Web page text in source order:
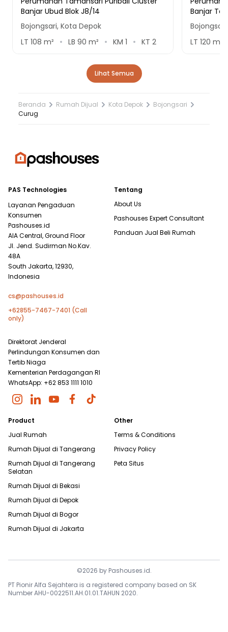
Banjar Ubud Blok J8/14
Bojongsari, Kota Depok
LT 108 m² LB 90 m² KM 1 KT 2
Banjar
LT 120 m²
Lihat Semua
Beranda Rumah Dijual Kota Depok
Bojongsari
Curug
PAS Technologies
Layanan Pengaduan
Konsumen
Pashouses.id
AIA Central, Ground Floor
Jl. Jend. Sudirman No.Kav.
48A
South Jakarta, 12930,
Indonesia
cs@pashouses.id
+62855-7467-7401 (Call
only)
Direktorat Jenderal
Perlindungan Konsumen dan
Tertib Niaga
Kementerian Perdagangan RI
WhatsApp: +62 853 1111 1010
Tentang
About Us
Pashouses Expert Consultant
Panduan Jual Beli Rumah
Product
Jual Rumah
Rumah Dijual di Tangerang
Rumah Dijual di Tangerang
Selatan
Rumah Dijual di Bekasi
Rumah Dijual di Depok
Rumah Dijual di Bogor
Rumah Dijual di Jakarta
Other
Terms & Conditions
Privacy Policy
Peta Situs
©2026 by Pashouses.id.
PT Pionir Alfa Sejahtera is a registered company based on SK
Number AHU-0022511.AH.01.01.TAHUN 2020.